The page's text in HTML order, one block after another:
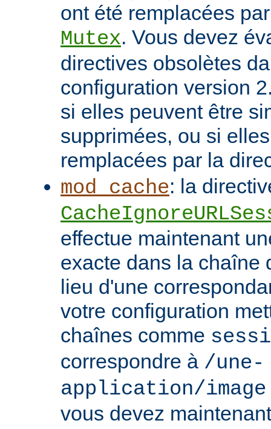
ont été remplacées
Mutex. Vous devez
directives obsolètes
configuration version
si elles peuvent être
supprimées, ou si
remplacées par la
mod_cache: la
effectue maintenant
exacte dans la chaîne
lieu d'une
votre configuration
chaînes comme
correspondre à /une-
application/
vous devez